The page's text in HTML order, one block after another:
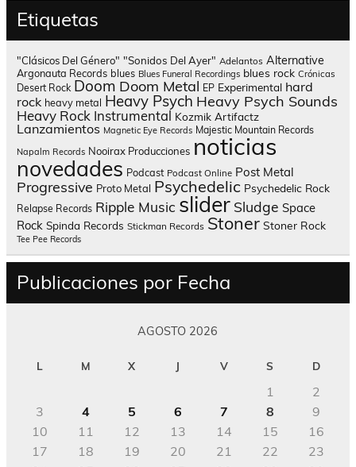
Etiquetas
"Clásicos Del Género" "Sonidos Del Ayer" Adelantos Alternative
Argonauta Records blues Blues Funeral Recordings blues rock Crónicas
Desert Rock Doom Doom Metal EP Experimental hard
rock heavy metal Heavy Psych Heavy Psych Sounds
Heavy Rock Instrumental Kozmik Artifactz
Lanzamientos Magnetic Eye Records Majestic Mountain Records
Napalm Records Nooirax Producciones noticias
novedades Podcast Podcast Online Post Metal
Progressive Proto Metal Psychedelic Psychedelic Rock
Relapse Records Ripple Music slider Sludge Space
Rock Spinda Records Stickman Records Stoner Stoner Rock
Tee Pee Records
Publicaciones por Fecha
AGOSTO 2026
L M X J V S D
1
2
3
4 5 6 7 8
9
10
11 12 13 14 15
16
17
18 19 20 21 22
23